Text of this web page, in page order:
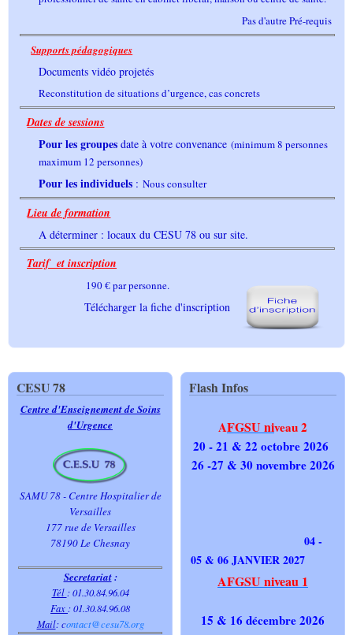
Pas d'autre Pré-requis
Supports pédagogiques
Documents vidéo projetés
Reconstitution de situations d’urgence, cas concrets
Dates de sessions
Pour les groupesdate à votre convenance (minimum 8 personnes
maximum 12 personnes)
Pour les individuels: Nous consulter
Lieu de formation
A déterminer : locaux du CESU 78 ou sur site.
Tarif et inscription
190 € par personne.
Télécharger la fiche d'inscription
CESU 78
Centre d'Enseignement de Soins
d'Urgence
SAMU 78 - Centre Hospitalier de
Versailles
177 rue de Versailles
78190 Le Chesnay
Secretariat:
Tél : 01.30.84.96.04
Fax : 01.30.84.96.08
Mail:contact@cesu78.org
Flash Infos
AFGSU niveau 2
20 - 21 & 22 octobre 2026
26 -27 & 30 novembre 2026
04 -
05 & 06 JANVIER 2027
AFGSU niveau 1
15 & 16 décembre 2026